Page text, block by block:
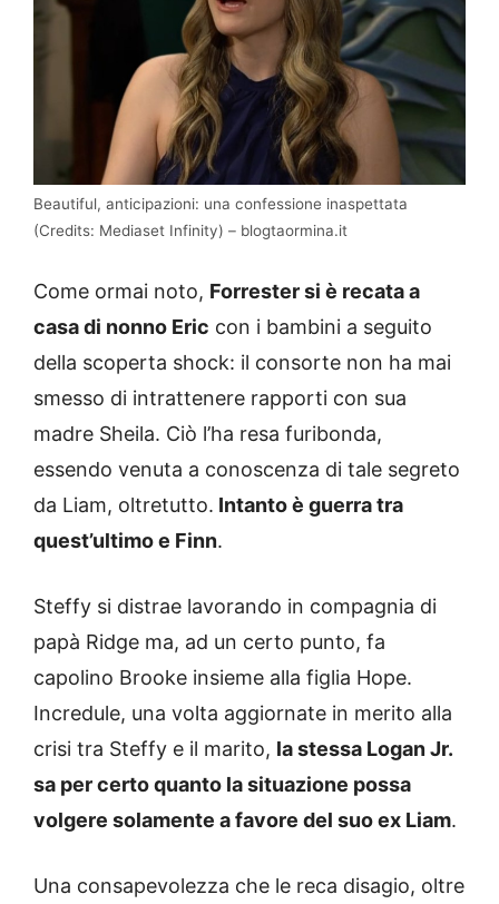
Beautiful, anticipazioni: una confessione inaspettata
(Credits: Mediaset Infinity) – blogtaormina.it
Come ormai noto, Forrester si è recata a
casa di nonno Eric con i bambini a seguito
della scoperta shock: il consorte non ha mai
smesso di intrattenere rapporti con sua
madre Sheila. Ciò l’ha resa furibonda,
essendo venuta a conoscenza di tale segreto
da Liam, oltretutto. Intanto è guerra tra
quest’ultimo e Finn.
Steffy si distrae lavorando in compagnia di
papà Ridge ma, ad un certo punto, fa
capolino Brooke insieme alla figlia Hope.
Incredule, una volta aggiornate in merito alla
crisi tra Steffy e il marito, la stessa Logan Jr.
sa per certo quanto la situazione possa
volgere solamente a favore del suo ex Liam.
Una consapevolezza che le reca disagio, oltre